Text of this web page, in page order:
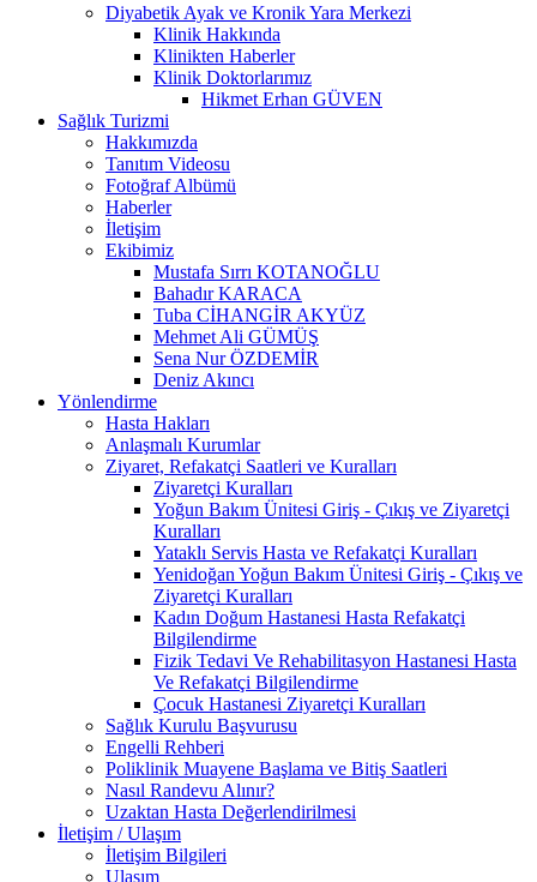
Diyabetik Ayak ve Kronik Yara Merkezi
Klinik Hakkında
Klinikten Haberler
Klinik Doktorlarımız
Hikmet Erhan GÜVEN
Sağlık Turizmi
Hakkımızda
Tanıtım Videosu
Fotoğraf Albümü
Haberler
İletişim
Ekibimiz
Mustafa Sırrı KOTANOĞLU
Bahadır KARACA
Tuba CİHANGİR AKYÜZ
Mehmet Ali GÜMÜŞ
Sena Nur ÖZDEMİR
Deniz Akıncı
Yönlendirme
Hasta Hakları
Anlaşmalı Kurumlar
Ziyaret, Refakatçi Saatleri ve Kuralları
Ziyaretçi Kuralları
Yoğun Bakım Ünitesi Giriş - Çıkış ve Ziyaretçi
Kuralları
Yataklı Servis Hasta ve Refakatçi Kuralları
Yenidoğan Yoğun Bakım Ünitesi Giriş - Çıkış ve
Ziyaretçi Kuralları
Kadın Doğum Hastanesi Hasta Refakatçi
Bilgilendirme
Fizik Tedavi Ve Rehabilitasyon Hastanesi Hasta
Ve Refakatçi Bilgilendirme
Çocuk Hastanesi Ziyaretçi Kuralları
Sağlık Kurulu Başvurusu
Engelli Rehberi
Poliklinik Muayene Başlama ve Bitiş Saatleri
Nasıl Randevu Alınır?
Uzaktan Hasta Değerlendirilmesi
İletişim / Ulaşım
İletişim Bilgileri
Ulaşım